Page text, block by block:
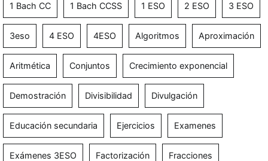
1 Bach CC 1 Bach CCSS 1 ESO 2 ESO 3 ESO
3eso 4 ESO 4ESO Algoritmos Aproximación
Aritmética Conjuntos Crecimiento exponencial
Demostración Divisibilidad Divulgación
Educación secundaria Ejercicios Examenes
Exámenes 3ESO Factorización Fracciones